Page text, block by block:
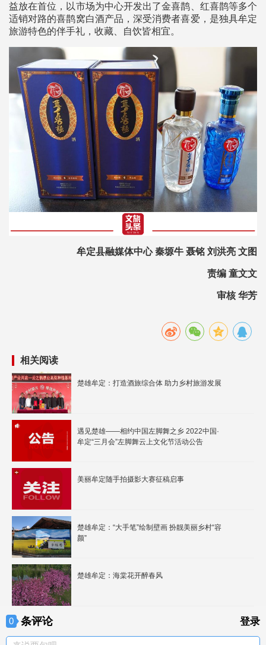
益放在首位，以市场为中心开发出了金喜鹊、红喜鹊等多个
适销对路的喜鹊窝白酒产品，深受消费者喜爱，是独具牟定
旅游特色的伴手礼，收藏、自饮皆相宜。
牟定县融媒体中心 秦塬牛 聂铭 刘洪亮 文图
责编 童文文
审核 华芳
相关阅读
楚雄牟定：打造酒旅综合体 助力乡村旅游发展
遇见楚雄——相约中国左脚舞之乡 2022中国·
牟定“三月会”左脚舞云上文化节活动公告
美丽牟定随手拍摄影大赛征稿启事
楚雄牟定：“大手笔”绘制壁画 扮靓美丽乡村“容
颜”
楚雄牟定：海棠花开醉春风
0 条评论 登录